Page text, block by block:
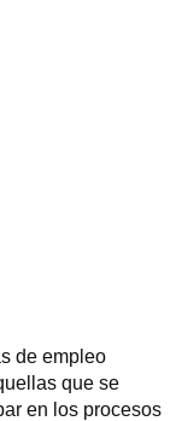
de empleo
que se
en los procesos